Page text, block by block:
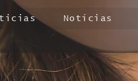
Notícias